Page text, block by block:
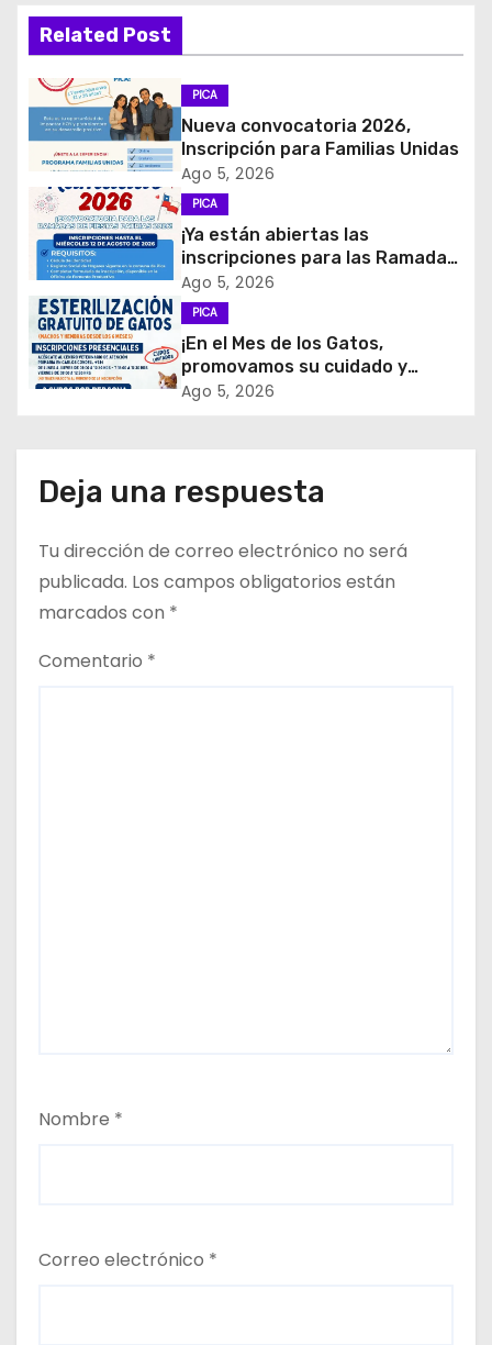
ó
n
d
e
e
n
t
r
a
a
Related Post
PICA
Nueva convocatoria 2026,
Inscripción para Familias Unidas
Ago 5, 2026
PICA
¡Ya están abiertas las
inscripciones para las Ramadas
de Fiestas Patrias 2026!
Ago 5, 2026
PICA
¡En el Mes de los Gatos,
promovamos su cuidado y
tenencia responsable!
Ago 5, 2026
Deja una respuesta
Tu dirección de correo electrónico no será
publicada. Los campos obligatorios están
marcados con *
Comentario *
Nombre *
Correo electrónico *